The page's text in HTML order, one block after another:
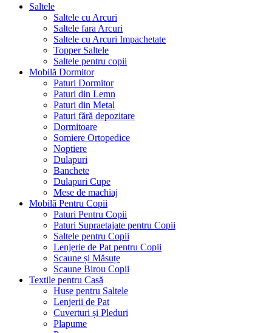
Saltele
Saltele cu Arcuri
Saltele fara Arcuri
Saltele cu Arcuri Impachetate
Topper Saltele
Saltele pentru copii
Mobilă Dormitor
Paturi Dormitor
Paturi din Lemn
Paturi din Metal
Paturi fără depozitare
Dormitoare
Somiere Ortopedice
Noptiere
Dulapuri
Banchete
Dulapuri Cupe
Mese de machiaj
Mobilă Pentru Copii
Paturi Pentru Copii
Paturi Supraetajate pentru Copii
Saltele pentru Copii
Lenjerie de Pat pentru Copii
Scaune și Măsuțe
Scaune Birou Copii
Textile pentru Casă
Huse pentru Saltele
Lenjerii de Pat
Cuverturi și Pleduri
Plapume